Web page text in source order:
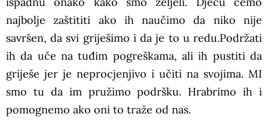
najbolje zaštititi ako ih naučimo da niko nije
savršen, da svi griješimo i da je to u redu.Podržati
ih da uče na tuđim pogreškama, ali ih pustiti da
griješe jer je neprocjenjivo i učiti na svojima. MI
smo tu da im pružimo podršku. Hrabrimo ih i
pomognemo ako oni to traže od nas.